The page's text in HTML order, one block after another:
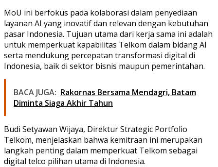
MoU ini berfokus pada kolaborasi dalam penyediaan
layanan AI yang inovatif dan relevan dengan kebutuhan
pasar Indonesia. Tujuan utama dari kerja sama ini adalah
untuk memperkuat kapabilitas Telkom dalam bidang AI
serta mendukung percepatan transformasi digital di
Indonesia, baik di sektor bisnis maupun pemerintahan.
BACA JUGA: Rakornas Bersama Mendagri, Batam
Diminta Siaga Akhir Tahun
Budi Setyawan Wijaya, Direktur Strategic Portfolio
Telkom, menjelaskan bahwa kemitraan ini merupakan
langkah penting dalam memperkuat Telkom sebagai
digital telco pilihan utama di Indonesia.